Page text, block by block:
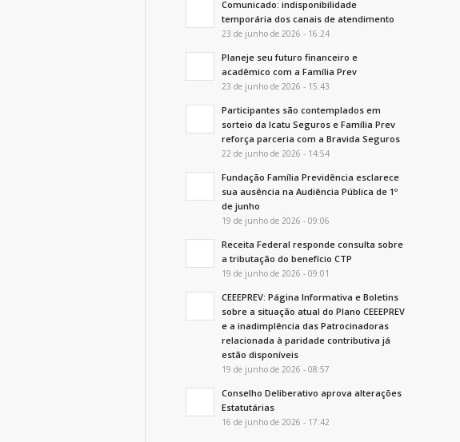
Comunicado: indisponibilidade
temporária dos canais de atendimento
23 de junho de 2026 - 16:24
Planeje seu futuro financeiro e
acadêmico com a Família Prev
23 de junho de 2026 - 15:43
Participantes são contemplados em
sorteio da Icatu Seguros e Família Prev
reforça parceria com a Bravida Seguros
22 de junho de 2026 - 14:54
Fundação Família Previdência esclarece
sua ausência na Audiência Pública de 1º
de junho
19 de junho de 2026 - 09:06
Receita Federal responde consulta sobre
a tributação do benefício CTP
19 de junho de 2026 - 09:01
CEEEPREV: Página Informativa e Boletins
sobre a situação atual do Plano CEEEPREV
e a inadimplência das Patrocinadoras
relacionada à paridade contributiva já
estão disponíveis
19 de junho de 2026 - 08:57
Conselho Deliberativo aprova alterações
Estatutárias
16 de junho de 2026 - 17:42